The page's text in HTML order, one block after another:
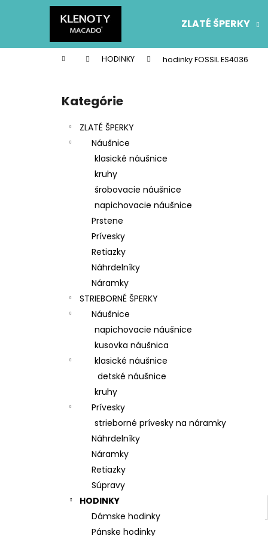
ZLATÉ ŠPERKY
Domov HODINKY hodinky FOSSIL ES4036
Preskočiť
kategórie
Kategórie
ZLATÉ ŠPERKY
Náušnice
klasické náušnice
kruhy
šrobovacie náušnice
napichovacie náušnice
Prstene
Prívesky
Retiazky
Náhrdelníky
Náramky
STRIEBORNÉ ŠPERKY
Náušnice
napichovacie náušnice
kusovka náušnica
klasické náušnice
detské náušnice
kruhy
Prívesky
strieborné prívesky na náramky
Náhrdelníky
Náramky
Retiazky
Súpravy
HODINKY
Dámske hodinky
Pánske hodinky
í
do
do